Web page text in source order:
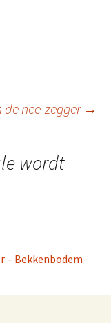
nee-zegger →
wordt
– Bekkenbodem